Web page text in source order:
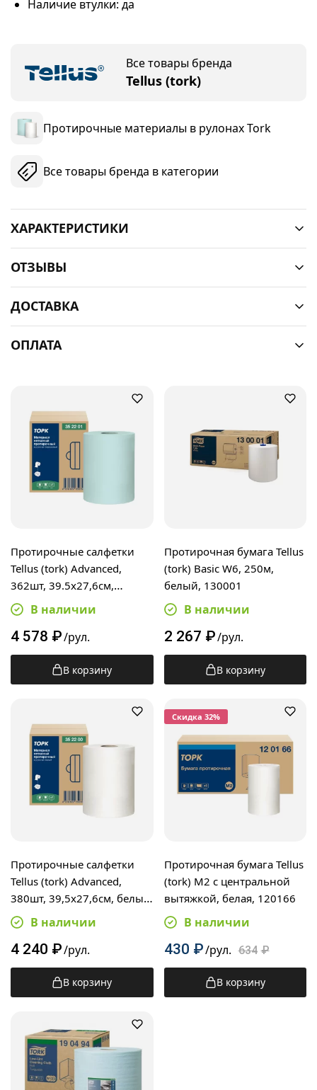
Наличие втулки: да
Все товары бренда
Tellus (tork)
Протирочные материалы в рулонах Tork
Все товары бренда в категории
ХАРАКТЕРИСТИКИ
ОТЗЫВЫ
ДОСТАВКА
ОПЛАТА
Протирочные салфетки
Tellus (tork) Advanced,
362шт, 39.5х27,6см,
бирюзовые, 352201
В наличии
4 578 ₽/рул.
В корзину
Протирочная бумага Tellus
(tork) Basic W6, 250м,
белый, 130001
В наличии
2 267 ₽/рул.
В корзину
Протирочные салфетки
Tellus (tork) Advanced,
380шт, 39,5х27,6см, белые,
352200В наличии
4 240 ₽/рул.
В корзину
Cкидка 32%
Протирочная бумага Tellus
(tork) M2 с центральной
вытяжкой, белая, 120166
В наличии
634 ₽
430 ₽/рул.
В корзину